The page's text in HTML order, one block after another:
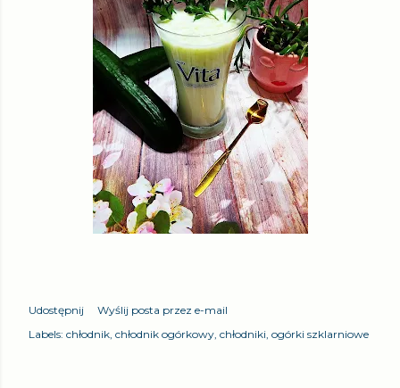
Udostępnij
Wyślij posta przez e-mail
Labels: chłodnik chłodnik ogórkowy chłodniki ogórki szklarniowe